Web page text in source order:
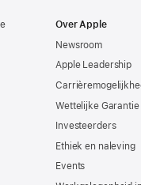
Over Apple
Newsroom
Apple Leadership
Wettelijke Garantie
Investeerders
Ethiek en naleving
Events